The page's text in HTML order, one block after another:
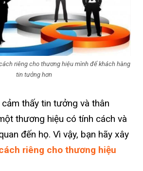
riêng cho thương hiệu mình để khách hàng
tin tưởng hơn
thấy tin tưởng và thân
thương hiệu có tính cách và
đến họ. Vì vậy, bạn hãy xây
riêng cho thương hiệu